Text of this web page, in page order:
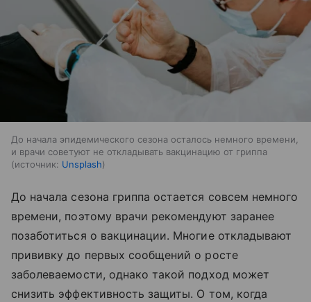
До начала эпидемического сезона осталось немного времени,
и врачи советуют не откладывать вакцинацию от гриппа
источник: Unsplash
До начала сезона гриппа остается совсем немного
времени, поэтому врачи рекомендуют заранее
позаботиться о вакцинации. Многие откладывают
прививку до первых сообщений о росте
заболеваемости, однако такой подход может
снизить эффективность защиты. О том, когда